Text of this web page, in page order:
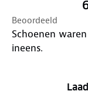
Beoordeeld
Schoenen
ineens.